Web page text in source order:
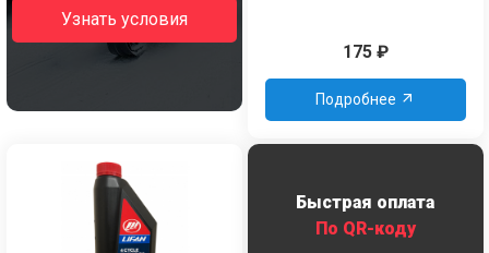
Узнать условия
175₽
Подробнее
Быстрая оплата
По QR-коду